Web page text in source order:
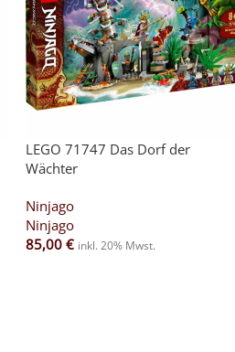
LEGO 71747 Das Dorf der
Wächter
Ninjago
Ninjago
85,00 € inkl. 20% Mwst.